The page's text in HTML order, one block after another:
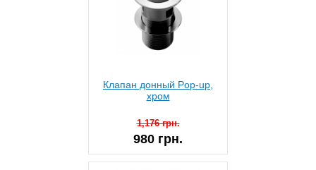
Клапан донный Pop-up,
хром
1,176 грн.
980 грн.